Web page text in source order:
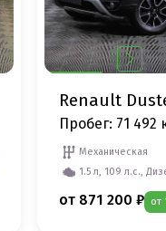
Renault
Пробег: 71 492
Механическая
1.5 л, 109 л.с.,
от 871 200 ₽ от